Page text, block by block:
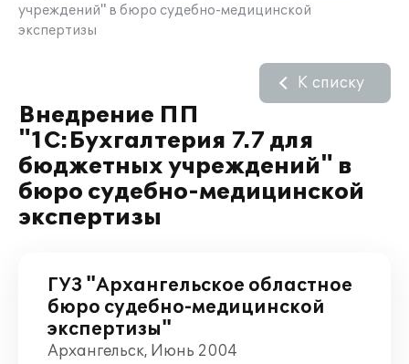
учреждений" в бюро судебно-медицинской
экспертизы
Внедрение ПП
"1С:Бухгалтерия 7.7 для
бюджетных учреждений" в
бюро судебно-медицинской
экспертизы
К списку
ГУЗ "Архангельское областное
бюро судебно-медицинской
экспертизы"
Архангельск, Июнь 2004